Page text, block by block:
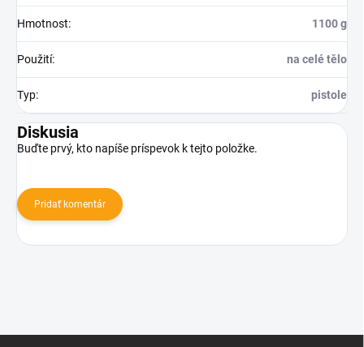
Hmotnost: 1100 g
Použití: na celé tělo
Typ: pistole
Diskusia
Buďte prvý, kto napíše príspevok k tejto položke.
Pridať komentár